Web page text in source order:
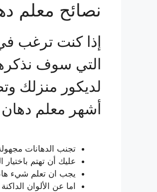
نصائح معلم
إذا كنت ترغب
التي سوف نذكرها
لديكور منزلك
أشهر معلم
تجنب الدهانات
عليك أن تهتم
يجب ان تعلم شيء
اما عن الألوان